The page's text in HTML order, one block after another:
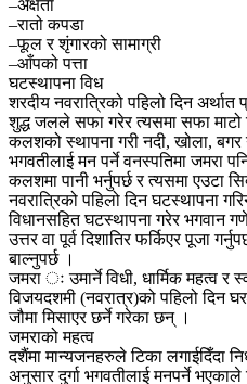
–अक्षता
–रातो कपडा
–फूल र शृंगारको सामाग्री
–आँपको पत्ता
घटस्थापना विध
शरदीय नवरात्रिको पहिलो दिन अर्थात
शुद्ध जलले सफा गरेर त्यसमा सफा माटो
कलशको स्थापना गरी नदी, खोला, बगर
भगवतीलाई मन पर्ने वनस्पतिमा जमरा
कलशमा पानी भर्नुपर्छ र त्यसमा एउटा
नवरात्रिको पहिलो दिन घटस्थापना
विधानसहित घटस्थापना गरेर भगवान
उत्तर वा पूर्व दिशातिर फर्किएर पूजा
बाल्नुपर्छ ।
जमरा ः उमार्ने विधी, धार्मिक महत्व र
विजयदशमी (नवरात्र)को पहिलो दिन
जौमा मिसाएर छर्ने गरेका छन् ।
जमराको महत्व
दशैंमा मान्यजनहरुले टिका लगाईदिँदा
अनुसार दुर्गा भगवतीलाई मनपर्ने